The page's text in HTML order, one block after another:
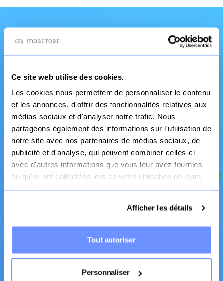
Ce site web utilise des cookies.
Les cookies nous permettent de personnaliser le contenu
et les annonces, d'offrir des fonctionnalités relatives aux
médias sociaux et d'analyser notre trafic. Nous
partageons également des informations sur l'utilisation de
notre site avec nos partenaires de médias sociaux, de
publicité et d'analyse, qui peuvent combiner celles-ci
avec d'autres informations que vous leur avez fournies
ou qu'ils ont collectées lors de votre utilisation de leurs
services.
Afficher les détails
Tout autoriser
Personnaliser
Une qualité et un
service pro
Fabrication Française
Canapé et literie